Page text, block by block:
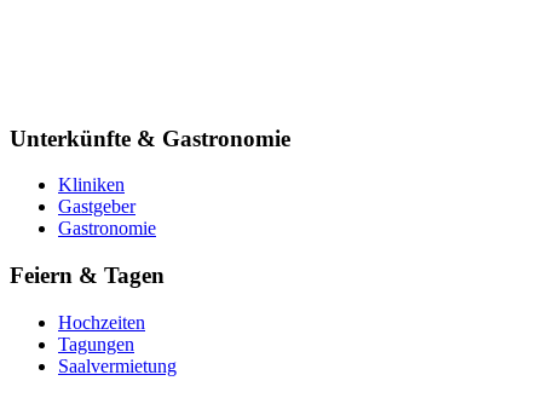
Unterkünfte & Gastronomie
Kliniken
Gastgeber
Gastronomie
Feiern & Tagen
Hochzeiten
Tagungen
Saalvermietung